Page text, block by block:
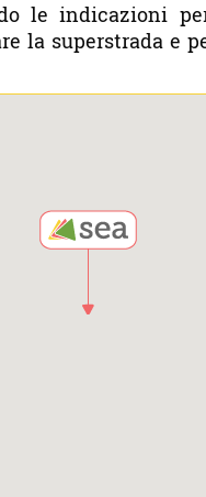
le indicazioni
la superstrada e